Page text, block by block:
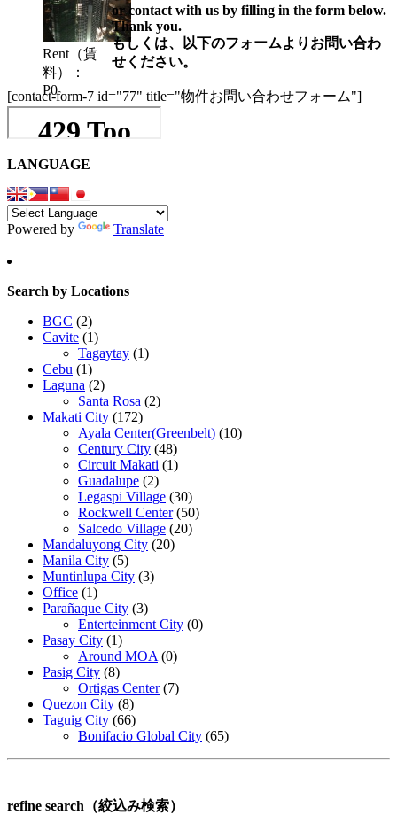
Rent（賃
料）：
P0
or contact with us by filling in the form below.
Thank you.
もしくは、以下のフォームよりお問い合わ
せください。
[contact-form-7 id="77" title="物件お問い合わせフォーム"]
LANGUAGE
Powered by Translate
Search by Locations
BGC (2)
Cavite (1)
Tagaytay (1)
Cebu (1)
Laguna (2)
Santa Rosa (2)
Makati City (172)
Ayala Center(Greenbelt) (10)
Century City (48)
Circuit Makati (1)
Guadalupe (2)
Legaspi Village (30)
Rockwell Center(50)
Salcedo Village (20)
Mandaluyong City (20)
Manila City (5)
Muntinlupa City (3)
Office (1)
Parañaque City (3)
Enterteinment City (0)
Pasay City (1)
Around MOA (0)
Pasig City (8)
Ortigas Center(7)
Quezon City (8)
Taguig City (66)
Bonifacio Global City (65)
refine search（絞込み検索）